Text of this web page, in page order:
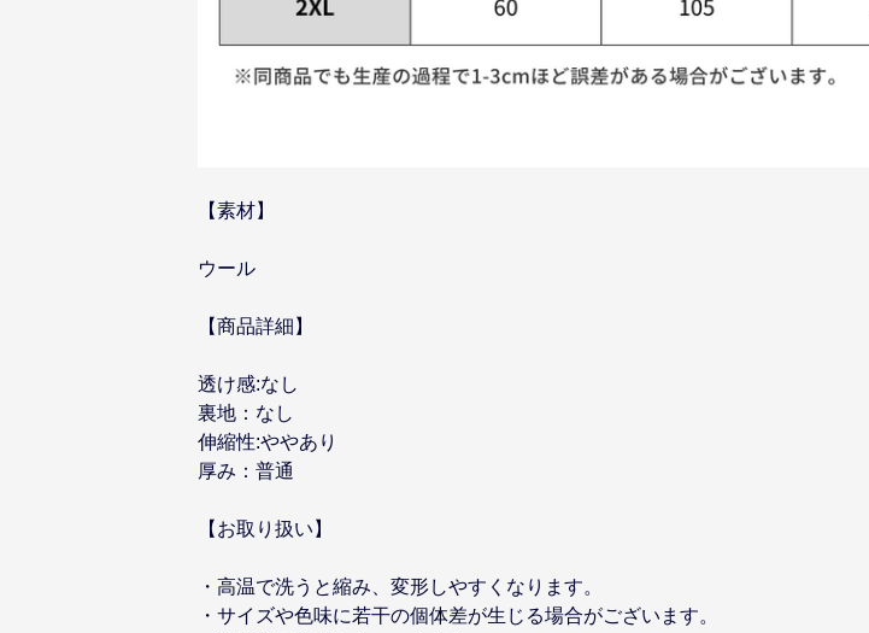
【素材】
ウール
【商品詳細】
透け感:なし
裏地：なし
伸縮性:ややあり
厚み：普通
【お取り扱い】
・高温で洗うと縮み、変形しやすくなります。
・サイズや色味に若干の個体差が生じる場合がございます。